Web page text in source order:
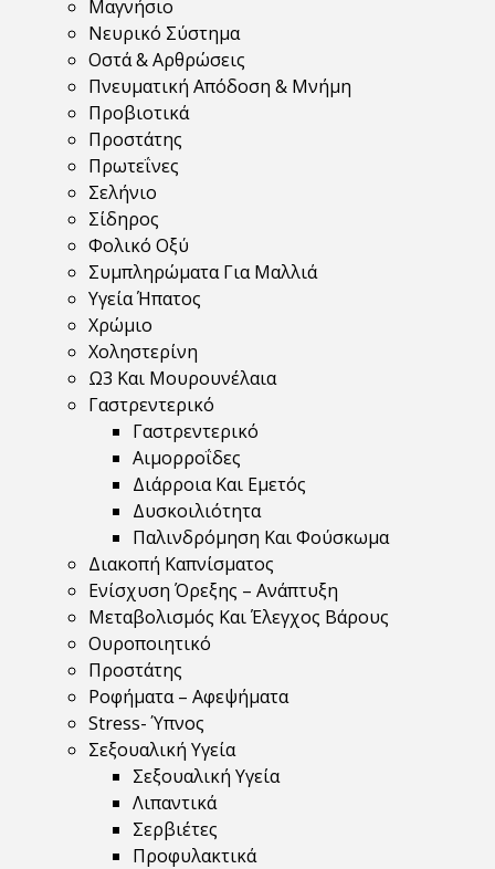
Μαγνήσιο
Νευρικό Σύστημα
Οστά & Αρθρώσεις
Πνευματική Απόδοση & Μνήμη
Προβιοτικά
Προστάτης
Πρωτεΐνες
Σελήνιο
Σίδηρος
Φολικό Οξύ
Συμπληρώματα Για Μαλλιά
Υγεία Ήπατος
Χρώμιο
Χοληστερίνη
Ω3 Και Μουρουνέλαια
Γαστρεντερικό
Γαστρεντερικό
Αιμορροΐδες
Διάρροια Και Εμετός
Δυσκοιλιότητα
Παλινδρόμηση Και Φούσκωμα
Διακοπή Καπνίσματος
Ενίσχυση Όρεξης – Ανάπτυξη
Μεταβολισμός Και Έλεγχος Βάρους
Ουροποιητικό
Προστάτης
Ροφήματα – Αφεψήματα
Stress- Ύπνος
Σεξουαλική Υγεία
Σεξουαλική Υγεία
Λιπαντικά
Σερβιέτες
Προφυλακτικά